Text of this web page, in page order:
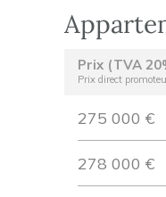
Prix (TVA
Prix direct
275 000 €
278 000 €